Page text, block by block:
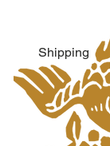
Shipping